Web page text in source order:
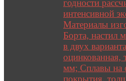
годности
интенсивной
Материалы
Борта, настил
в двух
оцинкованная,
мм; Сплавы на
покрытия,